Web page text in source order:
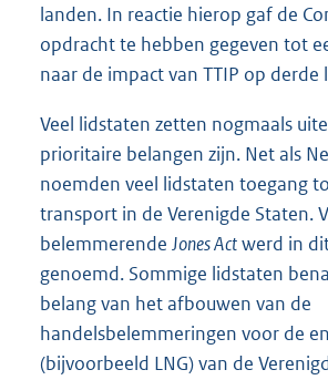
landen. In reactie hierop gaf de
opdracht te hebben gegeven tot
naar de impact van TTIP op derde
Veel lidstaten zetten nogmaals
prioritaire belangen zijn. Net als
noemden veel lidstaten toegang
transport in de Verenigde Staten.
belemmerende Jones Actwerd in
genoemd. Sommige lidstaten
belang van het afbouwen van de
handelsbelemmeringen voor de
(bijvoorbeeld LNG) van de